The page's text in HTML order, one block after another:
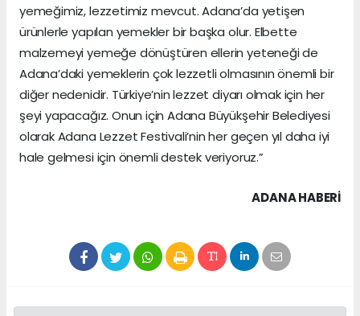
yemeğimiz, lezzetimiz mevcut. Adana’da yetişen
ürünlerle yapılan yemekler bir başka olur. Elbette
malzemeyi yemeğe dönüştüren ellerin yeteneği de
Adana’daki yemeklerin çok lezzetli olmasının önemli bir
diğer nedenidir. Türkiye’nin lezzet diyarı olmak için her
şeyi yapacağız. Onun için Adana Büyükşehir Belediyesi
olarak Adana Lezzet Festivali’nin her geçen yıl daha iyi
hale gelmesi için önemli destek veriyoruz.”
ADANA HABERİ